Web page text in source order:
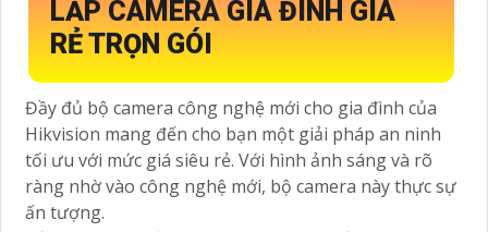
LẮP CAMERA GIA ĐÌNH GIÁ
RẺ TRỌN GÓI
Đầy đủ bộ camera công nghệ mới cho gia đình của
Hikvision mang đến cho bạn một giải pháp an ninh
tối ưu với mức giá siêu rẻ. Với hình ảnh sáng và rõ
ràng nhờ vào công nghệ mới, bộ camera này thực sự
ấn tượng.